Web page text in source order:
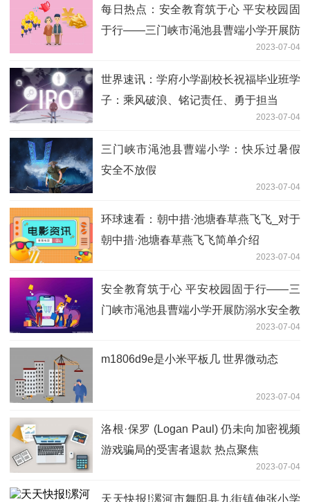
每日热点：安全教育筑于心 平安校园固
于行——三门峡市渑池县曹端小学开展防
2023-07-04
世界速讯：学府小学副校长祝福毕业班学
子：乘风破浪、铭记责任、勇于担当
2023-07-04
三门峡市渑池县曹端小学：快乐过暑假
安全不放假
2023-07-04
环球速看：朝中措·池塘春草燕飞飞_对于
朝中措·池塘春草燕飞飞简单介绍
2023-07-04
安全教育筑于心 平安校园固于行——三
门峡市渑池县曹端小学开展防溺水安全教
2023-07-04
m1806d9e是小米平板几 世界微动态
2023-07-04
洛根·保罗 (Logan Paul) 仍未向加密视频
游戏骗局的受害者退款 热点聚焦
2023-07-04
天天快报!漯河市舞阳县九街镇伸张小学